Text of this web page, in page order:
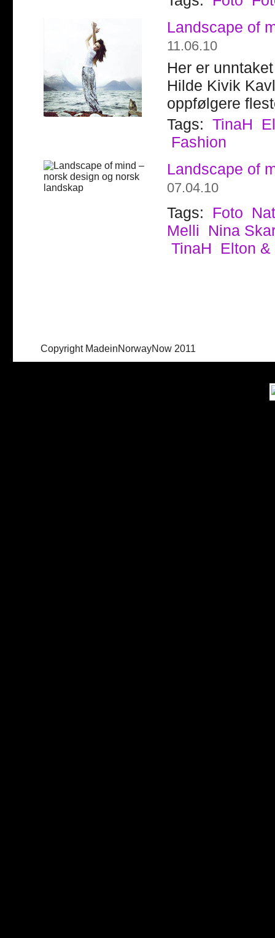
Landscape of
11.06.10
Her er
Hilde Kivik
oppfølgere
Tags: TinaH
Fashion
Landscape of
07.04.10
Tags: Foto
Melli
Nina
TinaH
Elton
Copyright MadeinNorwayNow 2011